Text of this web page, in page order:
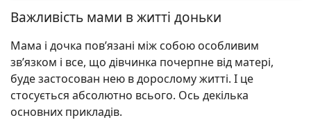
Важливість мами в житті доньки
Мама і дочка пов’язані між собою особливим
зв’язком і все, що дівчинка почерпне від матері,
буде застосован нею в дорослому житті. І це
стосується абсолютно всього. Ось декілька
основних прикладів.